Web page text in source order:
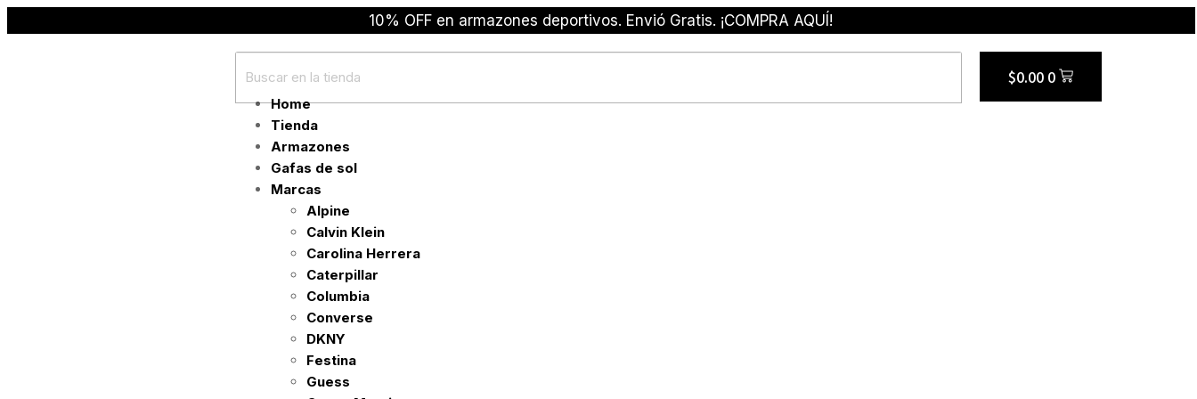
10% OFF en armazones deportivos. Envió Gratis. ¡COMPRA AQUÍ!
Home
Tienda
Armazones
Gafas de sol
Marcas
Alpine
Calvin Klein
Carolina Herrera
Caterpillar
Columbia
Converse
DKNY
Festina
Guess
$0.00 0